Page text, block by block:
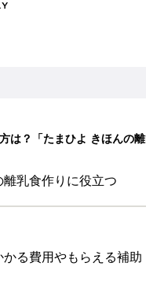
は？「たまひよ きほんの離
乳食作りに役立つ
る費用やもらえる補助